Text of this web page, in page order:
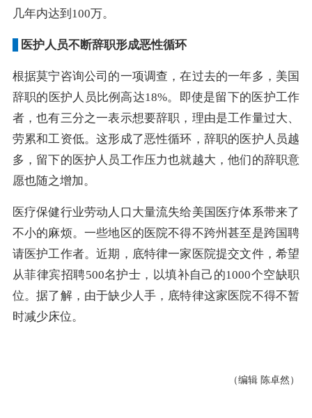
几年内达到100万。
医护人员不断辞职形成恶性循环
根据莫宁咨询公司的一项调查，在过去的一年多，美国
辞职的医护人员比例高达18%。即使是留下的医护工作
者，也有三分之一表示想要辞职，理由是工作量过大、
劳累和工资低。这形成了恶性循环，辞职的医护人员越
多，留下的医护人员工作压力也就越大，他们的辞职意
愿也随之增加。
医疗保健行业劳动人口大量流失给美国医疗体系带来了
不小的麻烦。一些地区的医院不得不跨州甚至是跨国聘
请医护工作者。近期，底特律一家医院提交文件，希望
从菲律宾招聘500名护士，以填补自己的1000个空缺职
位。据了解，由于缺少人手，底特律这家医院不得不暂
时减少床位。
（编辑 陈卓然）